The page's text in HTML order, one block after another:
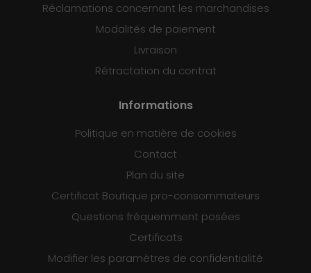
Réclamations concernant les marchandises
Modalités de paiement
Livraison
Rétractation du contrat
Informations
Politique en matière de cookies
Contact
Plan du site
Certificat Boutique pro-consommateurs
Questions fréquemment posées
Certificats
Modifier les paramètres de confidentialité